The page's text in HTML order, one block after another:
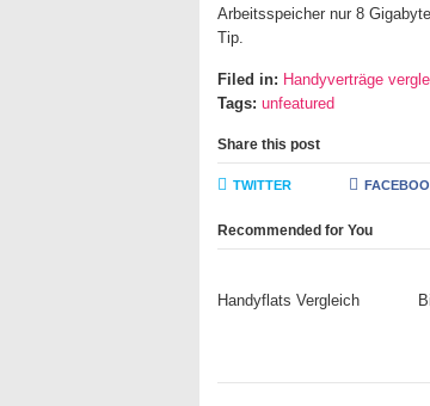
Arbeitsspeicher nur 8
Tip.
Filed in: Handyverträge
Tags: unfeatured
Share this post
TWITTER
Recommended for You
Handyflats Vergleich